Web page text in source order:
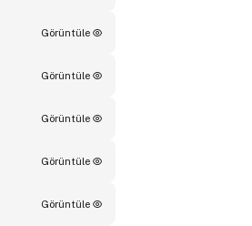
Görüntüle
Görüntüle
Görüntüle
Görüntüle
Görüntüle